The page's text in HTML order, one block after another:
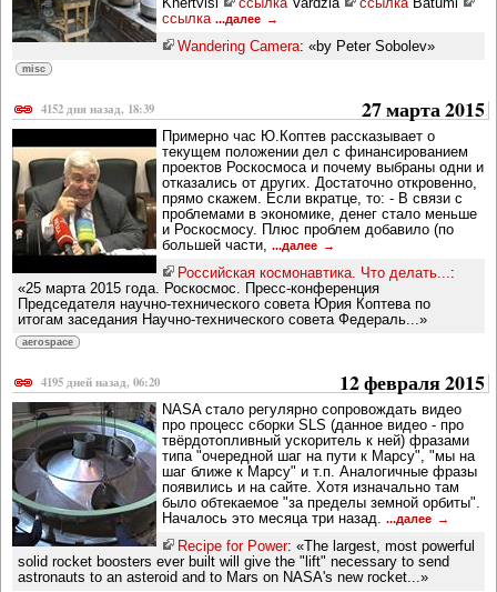
ссылка ...далее
Wandering Camera: «by Peter Sobolev»
misc
4152 дня назад, 18:39 27 марта 2015
Примерно час Ю.Коптев рассказывает о
текущем положении дел с финансированием
проектов Роскосмоса и почему выбраны одни и
отказались от других. Достаточно откровенно,
прямо скажем. Если вкратце, то: - В связи с
проблемами в экономике, денег стало меньше
и Роскосмосу. Плюс проблем добавило (по
большей части, ...далее
Российская космонавтика. Что делать...:
«25 марта 2015 года. Роскосмос. Пресс-конференция
Председателя научно-технического совета Юрия Коптева по
итогам заседания Научно-технического совета Федераль...»
aerospace
4195 дней назад, 06:20 12 февраля 2015
NASA стало регулярно сопровождать видео
про процесс сборки SLS (данное видео - про
твёрдотопливный ускоритель к ней) фразами
типа "очередной шаг на пути к Марсу", "мы на
шаг ближе к Марсу" и т.п. Аналогичные фразы
появились и на сайте. Хотя изначально там
было обтекаемое "за пределы земной орбиты".
Началось это месяца три назад. ...далее
Recipe for Power: «The largest, most powerful
solid rocket boosters ever built will give the "lift" necessary to send
astronauts to an asteroid and to Mars on NASA's new rocket...»